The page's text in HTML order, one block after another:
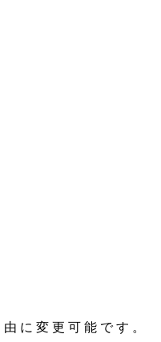
に変更可能です。